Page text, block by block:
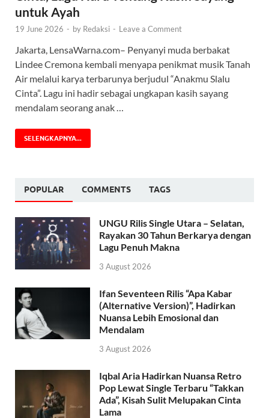
untuk Ayah
19 June 2026 - by Redaksi - Leave a Comment
Jakarta, LensaWarna.com– Penyanyi muda berbakat
Lindee Cremona kembali menyapa penikmat musik Tanah
Air melalui karya terbarunya berjudul “Anakmu Slalu
Cinta”. Lagu ini hadir sebagai ungkapan kasih sayang
mendalam seorang anak …
SELENGKAPNYA...
POPULAR COMMENTS TAGS
UNGU Rilis Single Utara – Selatan,
Rayakan 30 Tahun Berkarya dengan
Lagu Penuh Makna
3 August 2026
Ifan Seventeen Rilis “Apa Kabar
(Alternative Version)”, Hadirkan
Nuansa Lebih Emosional dan
Mendalam
3 August 2026
Iqbal Aria Hadirkan Nuansa Retro
Pop Lewat Single Terbaru “Takkan
Ada”, Kisah Sulit Melupakan Cinta
Lama